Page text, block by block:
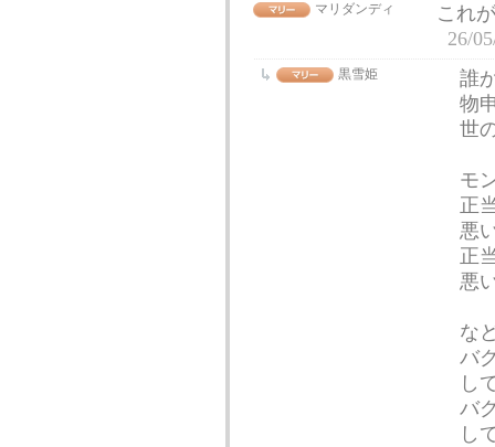
マリダンディ
これ
26/
黒雪姫
誰
物
世
モ
正
悪
正
悪
な
バ
し
バ
し